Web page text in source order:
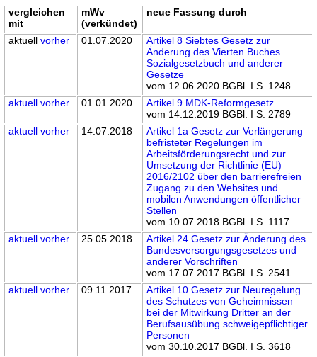
vergleichen
mit
mWv
(verkündet)
neue Fassung durch
aktuellvorher 01.07.2020
Artikel 8 Siebtes Gesetz zur
Änderung des Vierten Buches
Sozialgesetzbuch und anderer
Gesetze
vom 12.06.2020 BGBl. I S. 1248
aktuell vorher 01.01.2020
Artikel 9 MDK-Reformgesetz
vom 14.12.2019 BGBl. I S. 2789
aktuell vorher 14.07.2018
Artikel 1a Gesetz zur Verlängerung
befristeter Regelungen im
Arbeitsförderungsrecht und zur
Umsetzung der Richtlinie (EU)
2016/2102 über den barrierefreien
Zugang zu den Websites und
mobilen Anwendungen öffentlicher
Stellen
vom 10.07.2018 BGBl. I S. 1117
aktuell vorher 25.05.2018
Artikel 24 Gesetz zur Änderung des
Bundesversorgungsgesetzes und
anderer Vorschriften
vom 17.07.2017 BGBl. I S. 2541
aktuell vorher 09.11.2017
Artikel 10 Gesetz zur Neuregelung
des Schutzes von Geheimnissen
bei der Mitwirkung Dritter an der
Berufsausübung schweigepflichtiger
Personen
vom 30.10.2017 BGBl. I S. 3618